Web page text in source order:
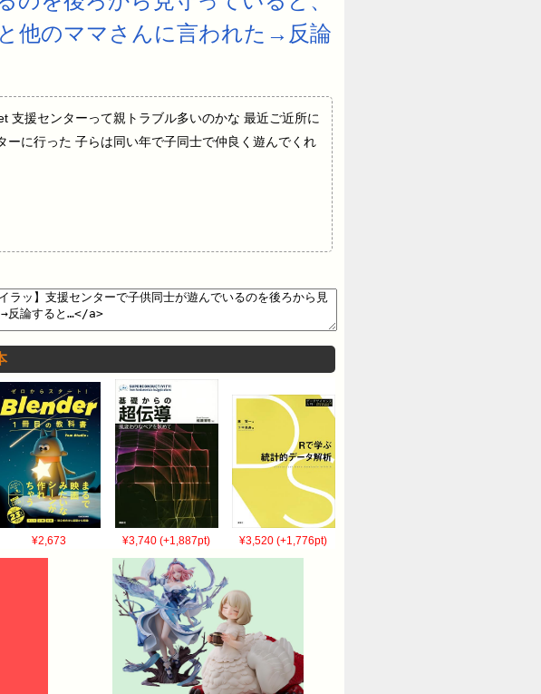
他のママさんに言われた→反論
援センターって親トラブル多いのかな 最近ご近所に
に行った 子らは同い年で子同士で仲良く遊んでくれ
¥2,673 ¥3,740 (+1,887pt) ¥3,520 (+1,776pt)